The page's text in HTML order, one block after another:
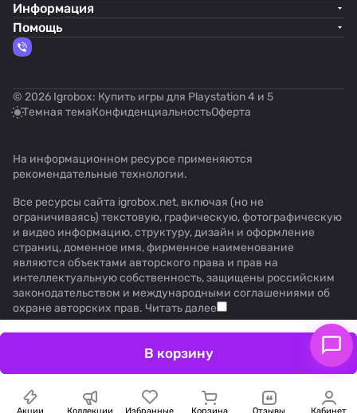
В корзину
Информация
Помощь
© 2026 Igrobox: Купить игры для Playstation 4 и 5
Темная темаКонфиденциальностьОферта
На информационном ресурсе применяются
рекомендательные технологии.
Все ресурсы сайта igrobox.net, включая (но не
ограничиваясь) текстовую, графическую, фотографическую
и видео информацию, структуру, дизайн и оформление
страниц, доменное имя, фирменное наименование
являются объектами авторского права и прав на
интеллектуальную собственность, защищены российским
законодательством и международными соглашениями об
охране авторских прав. Читать далее